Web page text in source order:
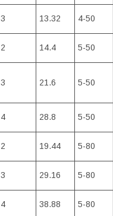
3 13.32 4-50
2 14.4 5-50
3 21.6 5-50
4 28.8 5-50
2 19.44 5-80
3 29.16 5-80
4 38.88 5-80